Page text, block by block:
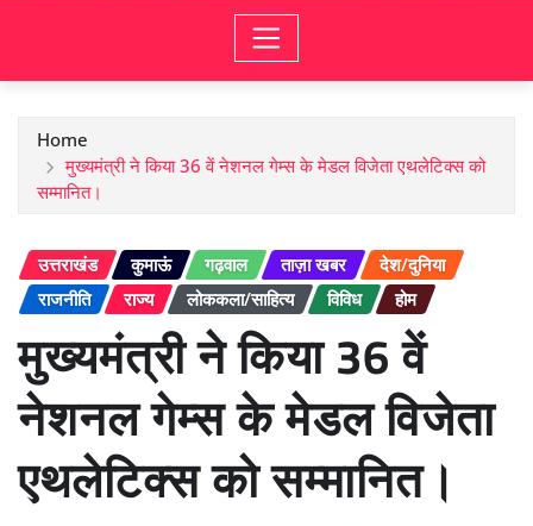
Home
मुख्यमंत्री ने किया 36 वें नेशनल गेम्स के मेडल विजेता एथलेटिक्स को
सम्मानित।
उत्तराखंड कुमाऊं गढ़वाल ताज़ा खबर
देश/दुनिया
राजनीति
राज्य लोककला/साहित्य विविध होम
मुख्यमंत्री ने किया 36 वें
नेशनल गेम्स के मेडल विजेता
एथलेटिक्स को सम्मानित।